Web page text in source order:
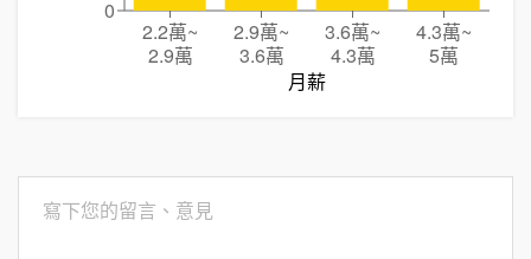
2.2萬~
2.9萬
2.9萬~
3.6萬
3.6萬~
4.3萬
4.3萬~
5萬
月薪
0